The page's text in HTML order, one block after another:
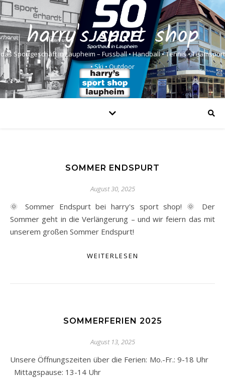
harry's sport shop
das Sportgeschäft in Laupheim – Fussball • Handball • Tennis • Teamsport
• Ski • Outdoor
SOMMER ENDSPURT
August 30, 2025
🌞 Sommer Endspurt bei harry's sport shop! 🌞 Der
Sommer geht in die Verlängerung – und wir feiern das mit
unserem großen Sommer Endspurt!
WEITERLESEN
SOMMERFERIEN 2025
August 13, 2025
Unsere Öffnungszeiten über die Ferien: Mo.-Fr.: 9-18 Uhr
Mittagspause: 13-14 Uhr